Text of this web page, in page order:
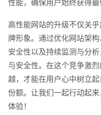
性能，确保用户始终获得最
高性能网站的升级不仅关
牌形象。通过优化网站架
安全性以及持续监测与分
与安全性。在这个竞争激
越，才能在用户心中树立
份额。让我们一起行动起
体验！